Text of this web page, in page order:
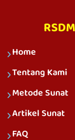
RSDM
Home
Tentang Kami
Metode Sunat
Artikel Sunat
FAQ